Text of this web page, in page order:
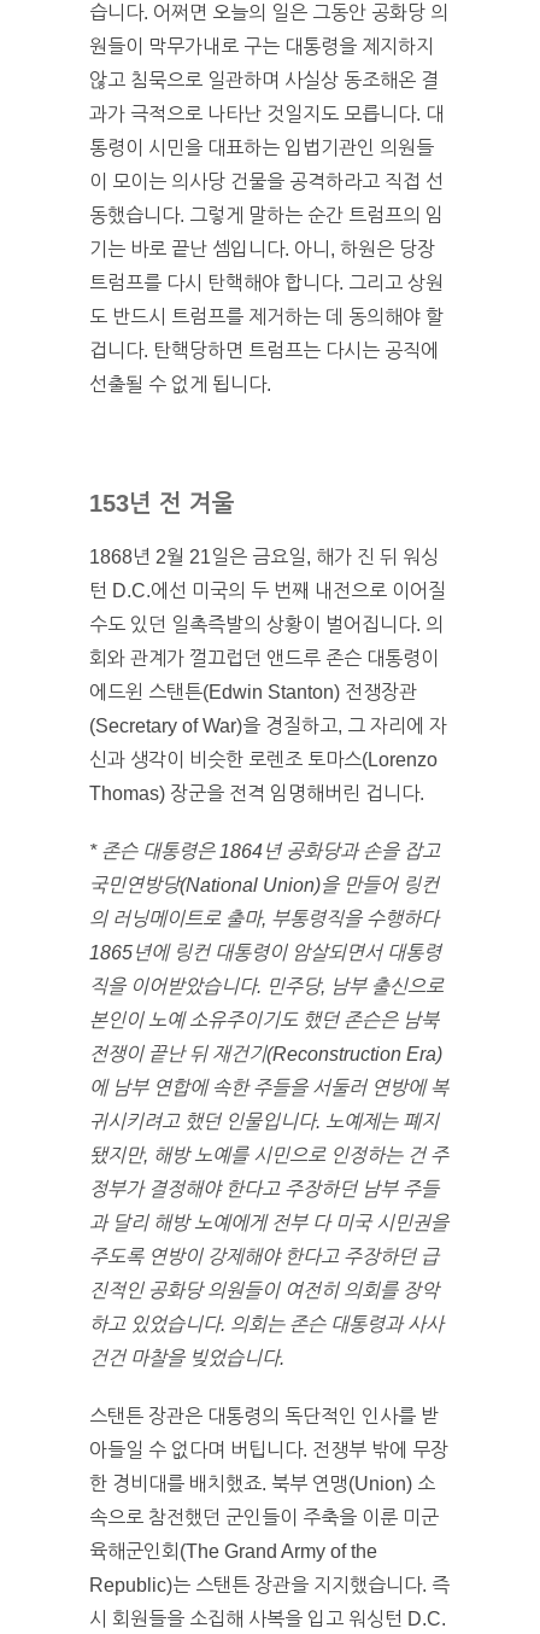
습니다. 어쩌면 오늘의 일은 그동안 공화당 의
원들이 막무가내로 구는 대통령을 제지하지
않고 침묵으로 일관하며 사실상 동조해온 결
과가 극적으로 나타난 것일지도 모릅니다. 대
통령이 시민을 대표하는 입법기관인 의원들
이 모이는 의사당 건물을 공격하라고 직접 선
동했습니다. 그렇게 말하는 순간 트럼프의 임
기는 바로 끝난 셈입니다. 아니, 하원은 당장
트럼프를 다시 탄핵해야 합니다. 그리고 상원
도 반드시 트럼프를 제거하는 데 동의해야 할
겁니다. 탄핵당하면 트럼프는 다시는 공직에
선출될 수 없게 됩니다.
153년 전 겨울
1868년 2월 21일은 금요일, 해가 진 뒤 워싱
턴 D.C.에선 미국의 두 번째 내전으로 이어질
수도 있던 일촉즉발의 상황이 벌어집니다. 의
회와 관계가 껄끄럽던 앤드루 존슨 대통령이
에드윈 스탠튼(Edwin Stanton) 전쟁장관
(Secretary of War)을 경질하고, 그 자리에 자
신과 생각이 비슷한 로렌조 토마스(Lorenzo
Thomas) 장군을 전격 임명해버린 겁니다.
* 존슨 대통령은 1864년 공화당과 손을 잡고
국민연방당(National Union)을 만들어 링컨
의 러닝메이트로 출마, 부통령직을 수행하다
1865년에 링컨 대통령이 암살되면서 대통령
직을 이어받았습니다. 민주당, 남부 출신으로
본인이 노예 소유주이기도 했던 존슨은 남북
전쟁이 끝난 뒤 재건기(Reconstruction Era)
에 남부 연합에 속한 주들을 서둘러 연방에 복
귀시키려고 했던 인물입니다. 노예제는 폐지
됐지만, 해방 노예를 시민으로 인정하는 건 주
정부가 결정해야 한다고 주장하던 남부 주들
과 달리 해방 노예에게 전부 다 미국 시민권을
주도록 연방이 강제해야 한다고 주장하던 급
진적인 공화당 의원들이 여전히 의회를 장악
하고 있었습니다. 의회는 존슨 대통령과 사사
건건 마찰을 빚었습니다.
스탠튼 장관은 대통령의 독단적인 인사를 받
아들일 수 없다며 버팁니다. 전쟁부 밖에 무장
한 경비대를 배치했죠. 북부 연맹(Union) 소
속으로 참전했던 군인들이 주축을 이룬 미군
육해군인회(The Grand Army of the
Republic)는 스탠튼 장관을 지지했습니다. 즉
시 회원들을 소집해 사복을 입고 워싱턴 D.C.